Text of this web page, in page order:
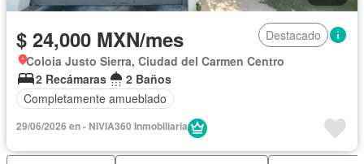
$ 24,000 MXN/mes
Destacado
Coloia Justo Sierra, Ciudad del Carmen Centro
2 Recámaras
2 Baños
Completamente amueblado
29/06/2026 en - NIVIA360 Inmobiliaria